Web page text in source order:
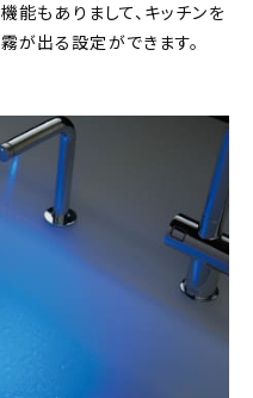
能もありまして、キッチンを
が出る設定ができます。